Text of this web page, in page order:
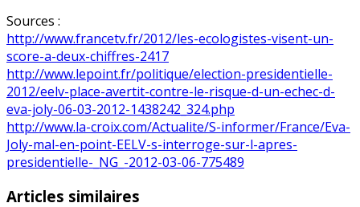
Sources :
http://www.francetv.fr/2012/les-ecologistes-visent-un-
score-a-deux-chiffres-2417
http://www.lepoint.fr/politique/election-presidentielle-
2012/eelv-place-avertit-contre-le-risque-d-un-echec-d-
eva-joly-06-03-2012-1438242_324.php
http://www.la-croix.com/Actualite/S-informer/France/Eva-
Joly-mal-en-point-EELV-s-interroge-sur-l-apres-
presidentielle-_NG_-2012-03-06-775489
Articles similaires